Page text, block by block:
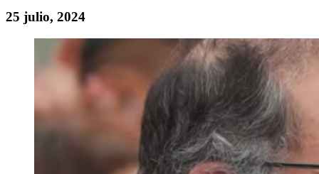
25 julio, 2024